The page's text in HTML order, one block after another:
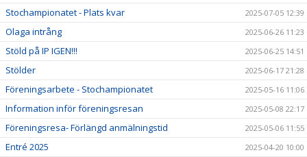
Stochampionatet - Plats kvar 2025-07-05 12:39
Olaga intrång 2025-06-26 11:23
Stöld på IP IGEN!!! 2025-06-25 14:51
Stölder 2025-06-17 21:28
Föreningsarbete - Stochampionatet 2025-05-16 11:06
Information inför föreningsresan 2025-05-08 22:17
Föreningsresa- Förlängd anmälningstid 2025-05-06 11:55
Entré 2025 2025-04-20 10:00